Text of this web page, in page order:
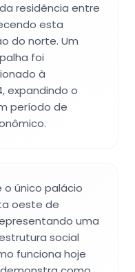
residência entre
esta
do norte. Um
foi
à
expandindo o
período de
o único palácio
oeste de
uma
social
funciona hoje